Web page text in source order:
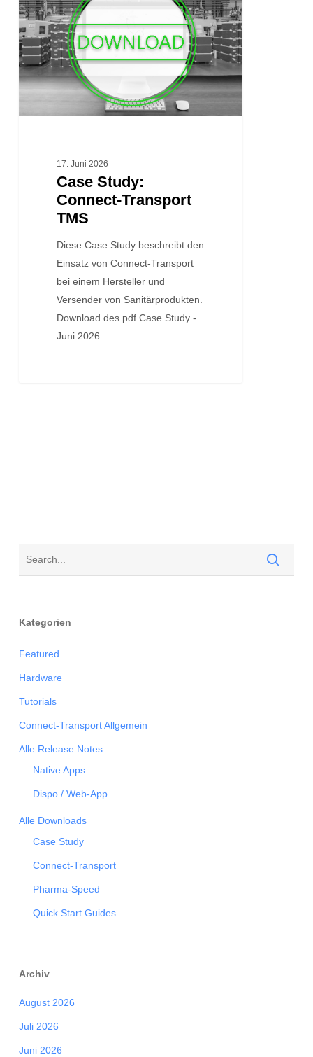
Connect-
Transport
TMS
17. Juni 2026
Case Study:
Connect-Transport
TMS
Diese Case Study beschreibt den
Einsatz von Connect-Transport
bei einem Hersteller und
Versender von Sanitärprodukten.
Download des pdf Case Study -
Juni 2026
Kategorien
Featured
Hardware
Tutorials
Connect-Transport Allgemein
Alle Release Notes
Native Apps
Dispo / Web-App
Alle Downloads
Case Study
Connect-Transport
Pharma-Speed
Quick Start Guides
Archiv
August 2026
Juli 2026
Juni 2026